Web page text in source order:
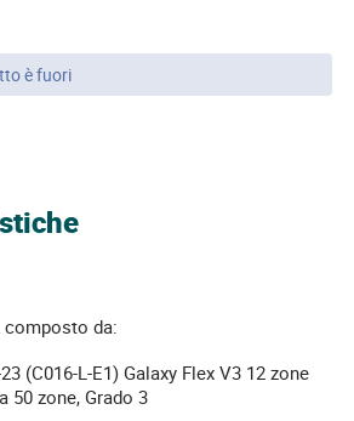
è fuori
composto da:
(C016-L-E1) Galaxy Flex V3 12 zone
50 zone, Grado 3